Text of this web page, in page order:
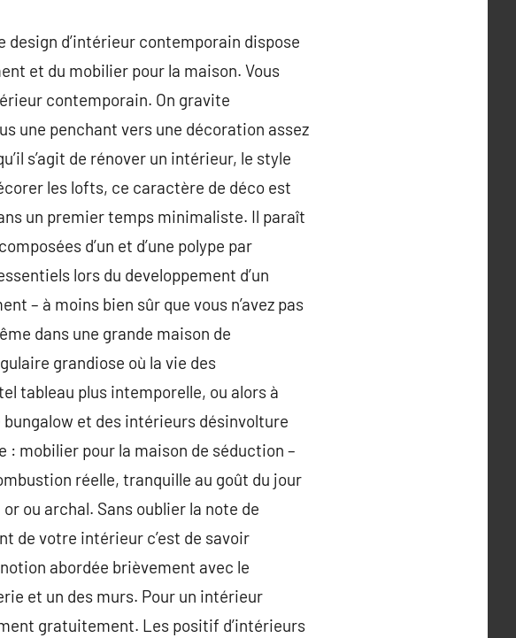
d’intérieur contemporain dispose
et du mobilier pour la maison. Vous
contemporain. On gravite
une penchant vers une décoration assez
s’agit de rénover un intérieur, le style
les lofts, ce caractère de déco est
un premier temps minimaliste. Il paraît
d’un et d’une polype par
lors du developpement d’un
– à moins bien sûr que vous n’avez pas
dans une grande maison de
grandiose où la vie des
tableau plus intemporelle, ou alors à
bungalow et des intérieurs désinvolture
: mobilier pour la maison de séduction –
réelle, tranquille au goût du jour
ou archal. Sans oublier la note de
de votre intérieur c’est de savoir
abordée brièvement avec le
et un des murs. Pour un intérieur
gratuitement. Les positif d’intérieurs